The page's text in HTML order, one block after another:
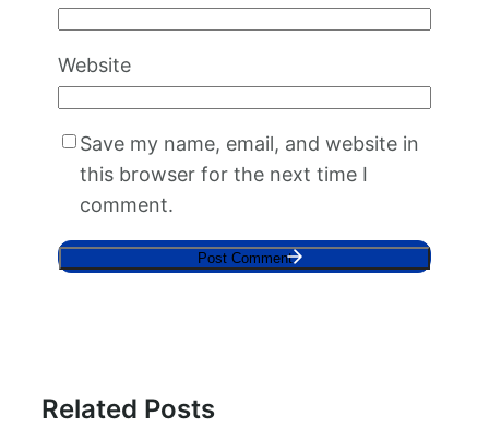
Website
Save my name, email, and website in
this browser for the next time I
comment.
Related Posts